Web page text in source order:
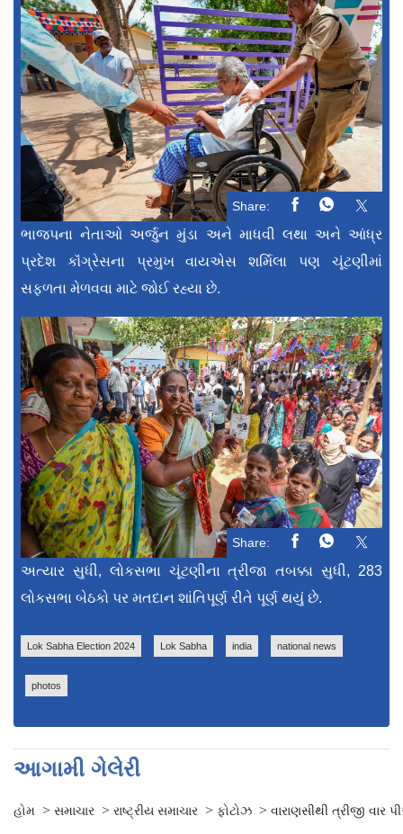
Share:
ભાજપના નેતાઓ અર્જુન મુંડા અને માધવી લથા અને આંધ્ર
પ્રદેશ કૉંગ્રેસના પ્રમુખ વાયએસ શર્મિલા પણ ચૂંટણીમાં
સફળતા મેળવવા માટે જોઈ રહ્યા છે.
Share:
અત્યાર સુધી, લોકસભા ચૂંટણીના ત્રીજા તબક્કા સુધી, 283
લોકસભા બેઠકો પર મતદાન શાંતિપૂર્ણ રીતે પૂર્ણ થયું છે.
Lok Sabha Election 2024 Lok Sabha india national news
photos
આગામી ગેલેરી
હોમ > સમાચાર > રાષ્ટ્રીય સમાચાર > ફોટોઝ > વારાણસીથી ત્રીજી વાર